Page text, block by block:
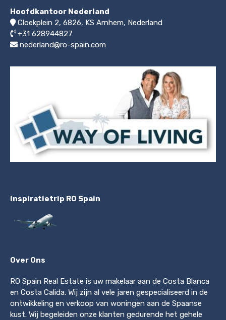
Hoofdkantoor Nederland
Cloekplein 2, 6826, KS Arnhem, Nederland
+31 628944827
nederland@ro-spain.com
Inspiratietrip RO Spain
Over Ons
RO Spain Real Estate is uw makelaar aan de Costa Blanca
en Costa Calida. Wij zijn al vele jaren gespecialiseerd in de
ontwikkeling en verkoop van woningen aan de Spaanse
kust. Wij begeleiden onze klanten gedurende het gehele